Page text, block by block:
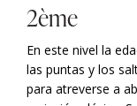
2ème
En este nivel la
las puntas y los
para atreverse a